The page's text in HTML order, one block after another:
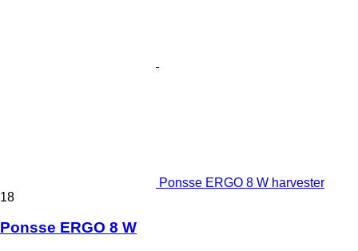
Ponsse ERGO 8 W harvester
18
Ponsse ERGO 8 W